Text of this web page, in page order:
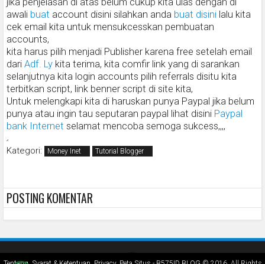
awali buat account disini silahkan anda buat disini lalu kita
cek email kita untuk mensukcesskan pembuatan
accounts,
kita harus pilih menjadi Publisher karena free setelah email
dari Adf. Ly kita terima, kita comfir link yang di sarankan
selanjutnya kita login accounts pilih referrals disitu kita
terbitkan script, link benner script di site kita,
Untuk melengkapi kita di haruskan punya Paypal jika belum
punya atau ingin tau seputaran paypal lihat disini Paypal
bank Internet selamat mencoba semoga sukcess,,,,
Kategori: Money Inet Tutorial Blogger
POSTING KOMENTAR